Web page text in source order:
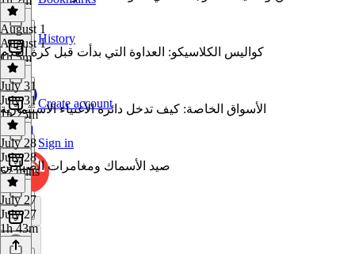
History
Create account
Sign in
August 1
August 1
1h 5m
كواليس الكلاسيكو: العداوة التي بدأت قبل كرة القدم
July 31
July 31
1h 25m
الأسواق الخاصة: كيف تدخل دائرة الأغنياء الاستثمارية
July 28
July 28
52 mins
صيد الأسماك ومغامرات الصيادين
July 27
July 27
1h 43m